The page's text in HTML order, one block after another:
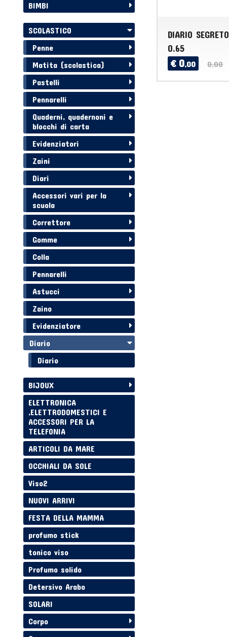
DIARIO SEGRETO
0.65
€ 0,00 0,00
BIMBI
SCOLASTICO
Penne
Matita (scolastica)
Pastelli
Pennarelli
Quaderni, quadernoni e
blocchi di carta
Evidenziatori
Zaini
Diari
Accessori vari per la
scuola
Correttore
Gomme
Colla
Pennarelli
Astucci
Zaino
Evidenziatore
Diario
Diario
BIJOUX
ELETTRONICA
,ELETTRODOMESTICI E
ACCESSORI PER LA
TELEFONIA
ARTICOLI DA MARE
OCCHIALI DA SOLE
Viso2
NUOVI ARRIVI
FESTA DELLA MAMMA
profumo stick
tonico viso
Profumo solido
Detersivo Arabo
SOLARI
Corpo